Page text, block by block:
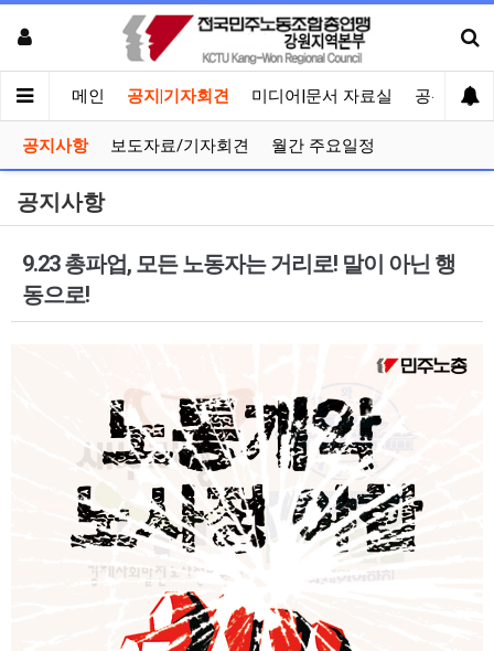
메인 공지|기자회견 미디어|문서 자료실 공유게시
공지사항 보도자료/기자회견 월간 주요일정
공지사항
9.23 총파업, 모든 노동자는 거리로! 말이 아닌 행
동으로!